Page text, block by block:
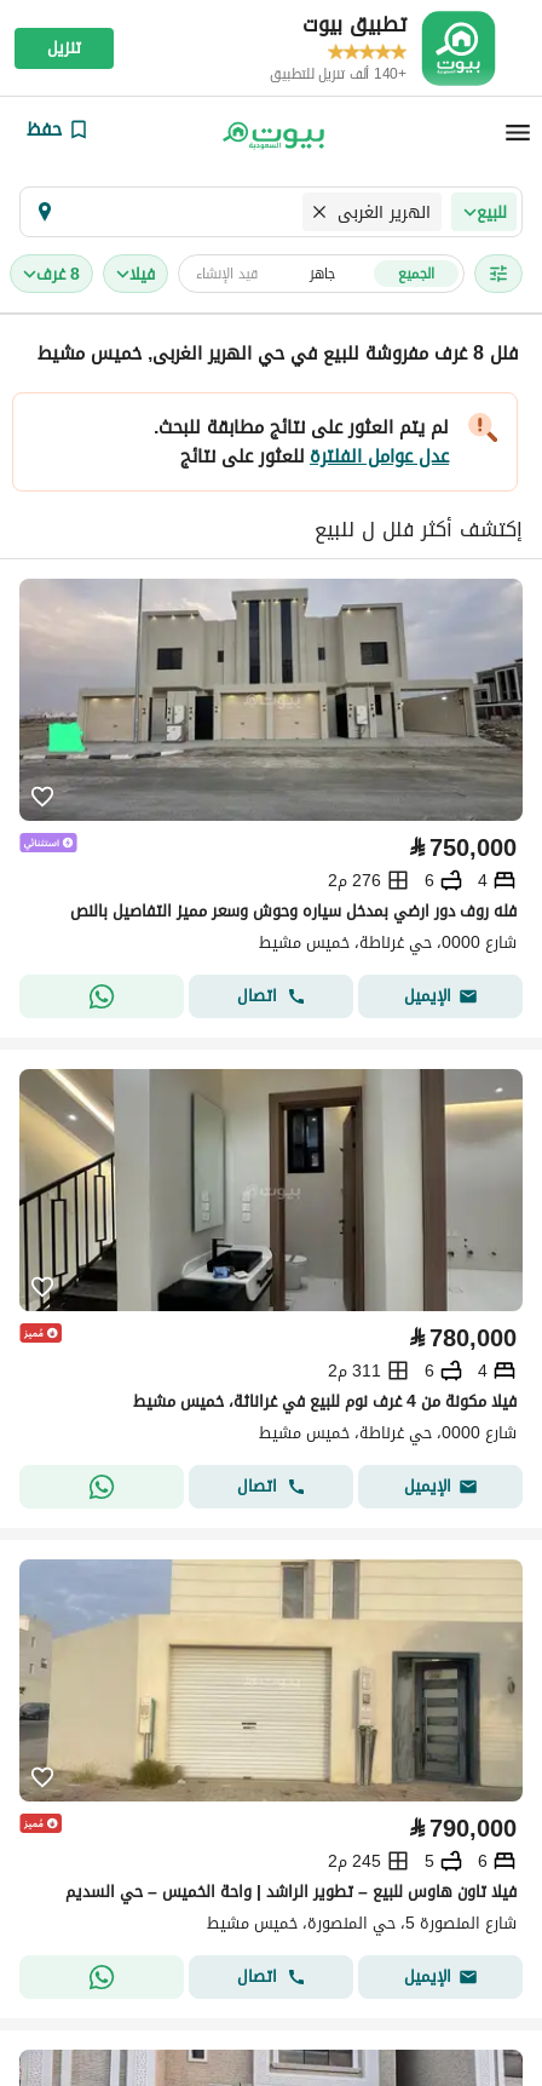
تطبيق بيوت
+140 ألف تنزيل للتطبيق
تنزيل
حفظ
للبيع الهرير الغربى
الجميع جاهز قيد الإنشاء فیلا 8 غرف
فلل 8 غرف مفروشة للبيع في حي الهرير الغربى, خميس مشيط
لم يتم العثور على نتائج مطابقة للبحث.
عدل عوامل الفلترةللعثور على نتائج
إكتشف أكثر فلل ل للبيع
⃁750,000
4
6
276 م2
فله روف دور ارضي بمدخل سياره وحوش وسعر مميز التفاصيل بالنص
شارع 0000، حي غرناطة، خميس مشيط
الإيميل
اتصال
⃁780,000
4
6
311 م2
فيلا مكونة من 4 غرف نوم للبيع في غراناثة، خميس مشيط
شارع 0000، حي غرناطة، خميس مشيط
الإيميل
اتصال
⃁790,000
6
5
245 م2
فيلا تاون هاوس للبيع – تطوير الراشد | واحة الخميس – حي السديم
شارع المنصورة 5، حي المنصورة، خميس مشيط
الإيميل
اتصال